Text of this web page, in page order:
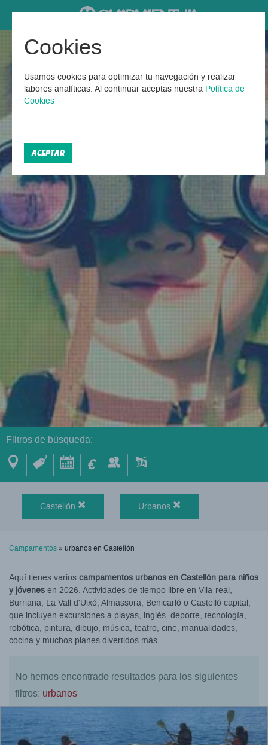
Campamentos Urbanos en
Castellón
Encontrados 1 Campamentos urbanos en Castellón
Filtros de búsqueda:
€
Castellón Urbanos
Campamentos» urbanos en Castellón
Aquí tienes varios campamentos urbanos en Castellón para niños
y jóvenes en 2026. Actividades de tiempo libre en Vila-real,
Burriana, La Vall d'Uixó, Almassora, Benicarló o Castelló capital,
que incluyen excursiones a playas, inglés, deporte, tecnología,
robótica, pintura, dibujo, música, teatro, cine, manualidades,
cocina y muchos planes divertidos más.
No hemos encontrado resultados para los siguientes
filtros: urbanos
Cookies
Usamos cookies para optimizar tu navegación y realizar
labores analíticas. Al continuar aceptas nuestra Política de
Cookies
ACEPTAR